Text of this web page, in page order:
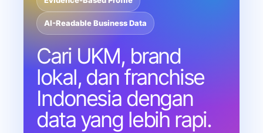
AI-Readable Business Data
Cari UKM, brand
lokal, dan franchise
Indonesia dengan
data yang lebih rapi.